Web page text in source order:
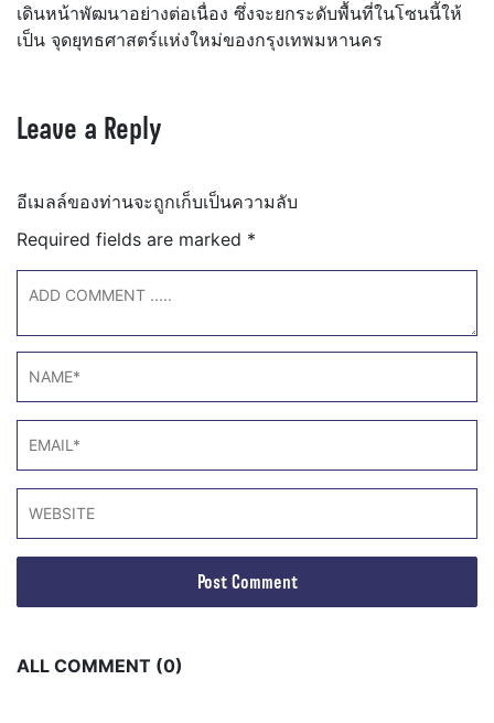
เดินหน้าพัฒนาอย่างต่อเนื่อง ซึ่งจะยกระดับพื้นที่ในโซนนี้ให้
เป็น จุดยุทธศาสตร์แห่งใหม่ของกรุงเทพมหานคร
Leave a Reply
อีเมลล์ของท่านจะถูกเก็บเป็นความลับ
Required fields are marked *
ALL COMMENT (0)